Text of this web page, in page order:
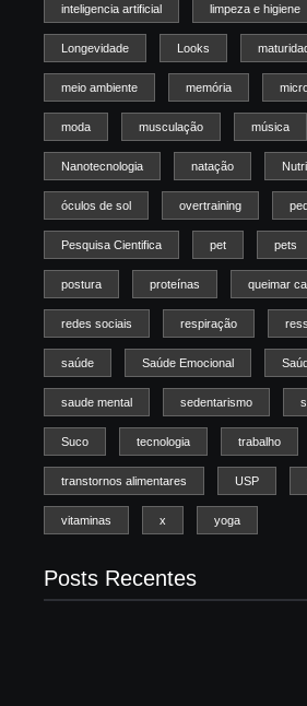
inteligencia artificial limpeza e higiene
Longevidade Looks
meio ambiente memória
moda musculação música
Nanotecnologia natação
óculos de sol overtraining
Pesquisa Cientifica pet pets
postura proteínas queimar
redes sociais respiração
saúde Saúde Emocional
saude mental sedentarismo
Suco tecnologia trabalho
transtornos alimentares USP
vitaminas x yoga
Posts Recentes